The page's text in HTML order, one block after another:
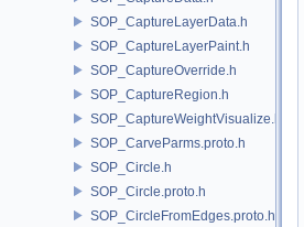
SOP_CaptureLayerData.h
SOP_CaptureLayerPaint.h
SOP_CaptureOverride.h
SOP_CaptureRegion.h
SOP_CaptureWeightVisualize.h
SOP_CarveParms.proto.h
SOP_Circle.h
SOP_Circle.proto.h
SOP_CircleFromEdges.proto.h